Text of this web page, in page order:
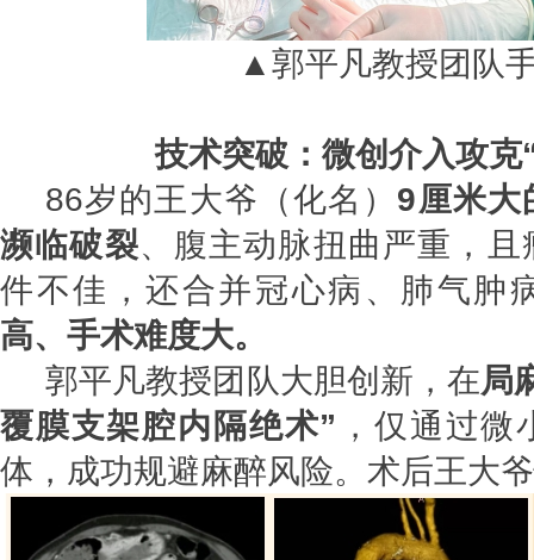
▲郭平凡教授团队
技术突破：微创介入攻克
86岁的王大爷（化名） 9厘米大
濒临破裂、腹主动脉扭曲严重，
件不佳，还合并冠心病、肺气肿
高、手术难度大。
郭平凡教授团队大胆创新，在局
覆膜支架腔内隔绝术” ，仅通过
体，成功规避麻醉风险。术后王大